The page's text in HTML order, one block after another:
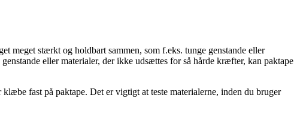
meget stærkt og holdbart sammen, som f.eks. tunge genstande eller
eller materialer, der ikke udsættes for så hårde kræfter, kan paktape
fast på paktape. Det er vigtigt at teste materialerne, inden du bruger